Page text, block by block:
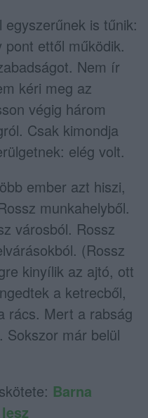
is tűnik:
ettől működik.
Nem ír
kéri meg az
végig három
Csak kimondja
elég volt.
ember azt hiszi,
munkahelyből.
városból. Rossz
(Rossz
kinyílik az ajtó, ott
a ketrecből,
rács. Mert a rabság
Sokszor már belül
Barna